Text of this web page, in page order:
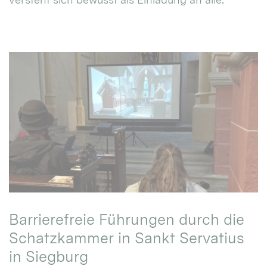
Barrierefreie Führungen durch die
Schatzkammer in Sankt Servatius
in Siegburg